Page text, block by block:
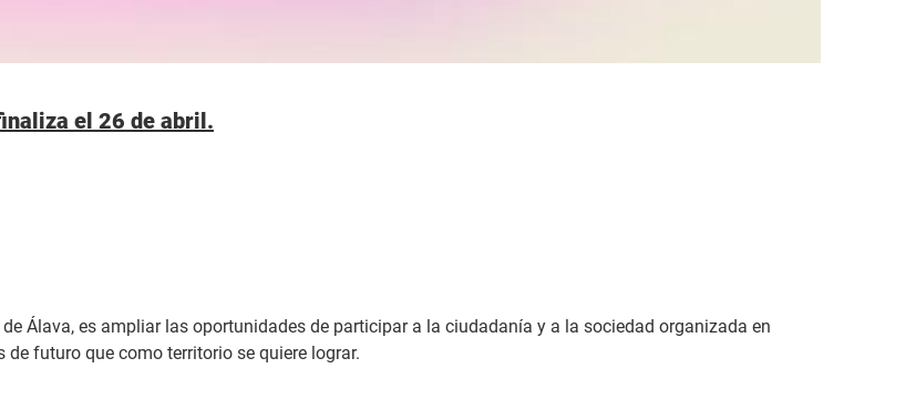
el 26 de abril.
Álava, es ampliar las oportunidades de participar a la ciudadanía y a la sociedad organizada en
futuro que como territorio se quiere lograr.